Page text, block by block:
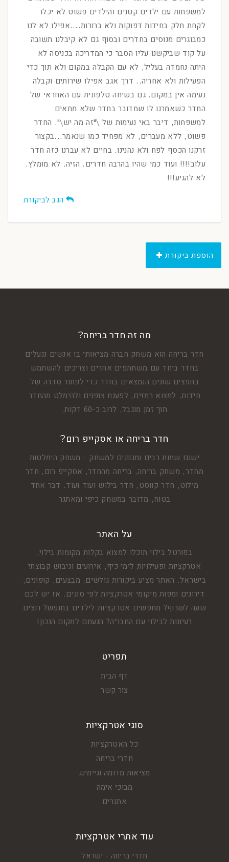
למשפחות עם ילדים קטנים והילדים פשוט לא יכלו
לקחת חלק בחידות דפוקות ולא ברורות....אפילו לא לנו
כמבוגרים מנוסים בחדרים ובסוף גם לא קיבלנו תשובה
על קוד שביקשנו עליו הסבר כי המדריכה בכניסה לא
היתה נחמדה בעליל, לא עם הקבלה במקום ולא תוך כדי
הפעילות ולא אחריה.. דרך אגב אפילו שירותים וקבלה
נעימה אין במקום. גם בשיחה טלפונית עם האחראי של
החדר כשאמרנו לו שמדובר בחדר שלא מתאים
למשפחות, דיבר באי נעימות של \"זה מה יש\". החדר
פשוט, ללא מעברים, לא מפחיד כמו שנאמר...בקצור
זרקנו הכסף לפח ולא נהנינו. בחיים לא עברנו כזה חדר
עלוב!!!! ועוד כמי שהיו בהרבה חדרים. הזיה. לא מומלץ.
לא להגיע!!!
הגב לביקורת
הוספת ביקורת
מה זה חדר בריחה?
חדר בריחה הוא משחק חברה מציאותי בו אנשים ננעלים
בחדר ביחד עם משתתפים אחרים וצריכים להשתמש
בחפצים שונים הנמצאים בחדר כדי לפתור סדרה של
חידות, למצוא רמזים, לפענח צופנים ולהימלט מהחדר
תוך זמן מוגבל, לרוב כ-60 דקות.
חדר בריחה או אסקייפ רום?
ישנם שמות רבים ומגוונים למשחק - משחק הימלטות
מחדר, משחק בריחה, בריחה מהחדר, אסקייפ רום, חדר
מילוט, חדר קווסט, חדר בילוש ועוד ועוד. דבר אחד
בטוח, מדובר במשחק כיפי ומאתגר
על האתר
בפורטל בילוי תוכלו למצוא בקלות מקומות בילוי,
אטרקציות ופעילויות לימי כיף, אירועים וגיבוש קבוצתי
בישראל. האתר מציע ביקורות גולשים, מבצעים, קופונים,
דירוגים ומפות מיקומי אטרקציות לפי סוגים. אז יש לכם
שעה לשרוף? מחפשים אטרקציות לילדים בחופש? רוצים
רעיונות לבילוי עם החבר'ה? הגעתם למקום הנכון!
תפריט
דף הבית
צור קשר
סוגי אטרקציות
כל האטרקציות
חדרי בריחה
מציאות מדומה וגיימינג
מבוכי אימה
אתגרים
עוד אתרי אטרקציות
חדרי בריחה - ישראל